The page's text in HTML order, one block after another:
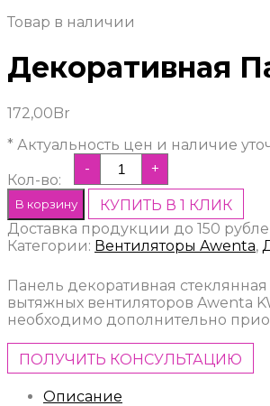
Товар в наличии
Декоративная
172,00Br
* Актуальность цен и наличие
Кол-во:
- +
В корзину
КУПИТЬ В 1 КЛИК
Доставка продукции до 150
Категории: Вентиляторы Awenta,
Панель декоративная
вытяжных вентиляторов Awenta
необходимо дополнительно
ПОЛУЧИТЬ КОНСУЛЬТАЦИЮ
Описание